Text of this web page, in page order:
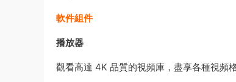
軟件組件
播放器
觀看高達 4K 品質的視頻庫，盡享各種視頻格